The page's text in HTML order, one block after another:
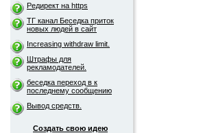
Редирект на https
ТГ канал Беседка приток
новых людей в сайт
Increasing withdraw limit.
Штрафы для
рекламодателей.
беседка переход в к
последнему сообщению
Вывод средств.
Создать свою идею